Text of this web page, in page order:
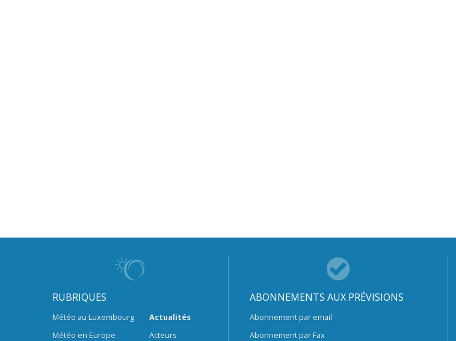
RUBRIQUES
Météo au Luxembourg
Météo en Europe
Actualités
Acteurs
ABONNEMENTS AUX PRÉVISIONS
Abonnement par email
Abonnement par Fax